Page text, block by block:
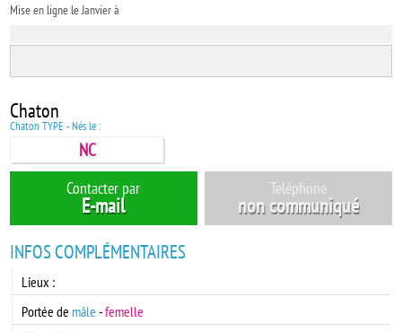
Mise en ligne le Janvier à
Chaton
Chaton TYPE - Nés le :
NC
Contacter par
E-mail
Teléphone
non communiqué
INFOS COMPLÉMENTAIRES
Lieux :
Portée de mâle -femelle